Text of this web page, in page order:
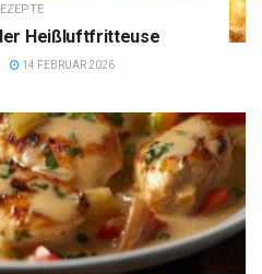
Heißluftfritteuse
14 FEBRUAR 2026